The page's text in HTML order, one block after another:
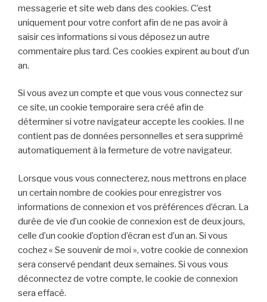
messagerie et site web dans des cookies. C’est
uniquement pour votre confort afin de ne pas avoir à
saisir ces informations si vous déposez un autre
commentaire plus tard. Ces cookies expirent au bout d’un
an.
Si vous avez un compte et que vous vous connectez sur
ce site, un cookie temporaire sera créé afin de
déterminer si votre navigateur accepte les cookies. Il ne
contient pas de données personnelles et sera supprimé
automatiquement à la fermeture de votre navigateur.
Lorsque vous vous connecterez, nous mettrons en place
un certain nombre de cookies pour enregistrer vos
informations de connexion et vos préférences d’écran. La
durée de vie d’un cookie de connexion est de deux jours,
celle d’un cookie d’option d’écran est d’un an. Si vous
cochez « Se souvenir de moi », votre cookie de connexion
sera conservé pendant deux semaines. Si vous vous
déconnectez de votre compte, le cookie de connexion
sera effacé.